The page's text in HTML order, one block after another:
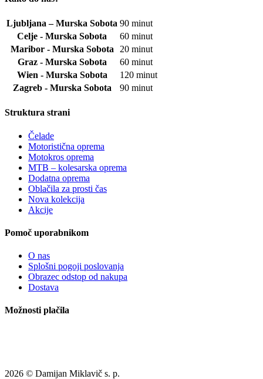
Ljubljana – Murska Sobota 90 minut
Celje - Murska Sobota
60 minut
Maribor - Murska Sobota
20 minut
Graz - Murska Sobota
60 minut
Wien - Murska Sobota
120 minut
Zagreb - Murska Sobota
90 minut
Struktura strani
Čelade
Motoristična oprema
Motokros oprema
MTB – kolesarska oprema
Dodatna oprema
Oblačila za prosti čas
Nova kolekcija
Akcije
Pomoč uporabnikom
O nas
Splošni pogoji poslovanja
Obrazec odstop od nakupa
Dostava
Možnosti plačila
2026 © Damijan Miklavič s. p.